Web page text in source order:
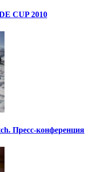
CUP 2010
Пресс-конференция